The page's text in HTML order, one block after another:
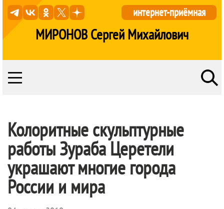
МИРОНОВ Сергей Михайлович
интернет-приёмная
Колоритные скульптурные
работы Зураба Церетели
украшают многие города
России и мира